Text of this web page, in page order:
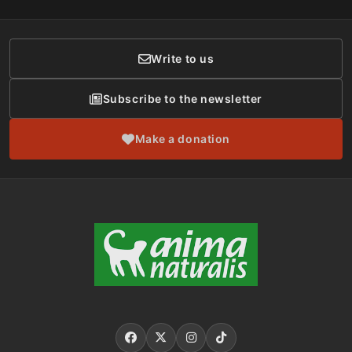
Donor Care
Write to us
Subscribe to the newsletter
Make a donation